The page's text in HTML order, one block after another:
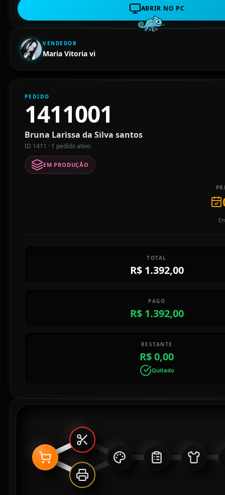
ABRIR NO PC
VENDEDOR
Maria Vitoria vi
PEDIDO
1411001
Bruna Larissa da Silva santos
ID 1411 · 1 pedido ativo
EM PRODUÇÃO
TOTAL
R$ 1.392,00
PAGO
R$ 1.392,00
RESTANTE
R$ 0,00
Quitado